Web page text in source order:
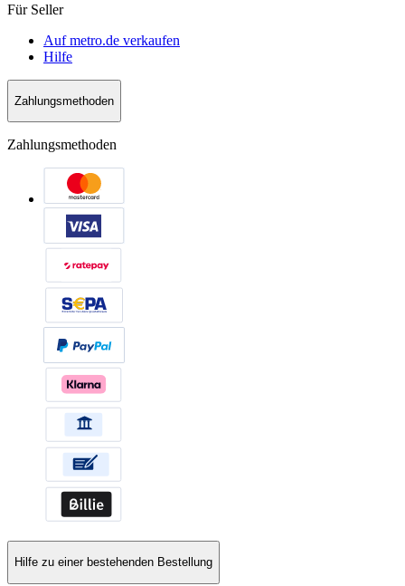
Für Seller
Auf metro.de verkaufen
Hilfe
Zahlungsmethoden
Zahlungsmethoden
Hilfe zu einer bestehenden Bestellung